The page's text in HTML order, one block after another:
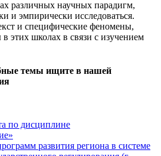
различных научных парадигм,
и эмпирически исследоваться.
и специфические феномены,
этих школах в связи с изучением
темы ищите в нашей
по дисциплине
развития региона в системе